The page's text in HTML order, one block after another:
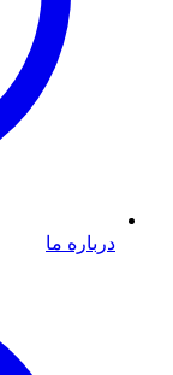
درباره ما